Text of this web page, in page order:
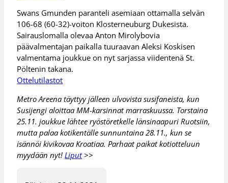
Swans Gmunden paranteli asemiaan ottamalla selvän
106-68 (60-32)-voiton Klosterneuburg Dukesista.
Sairauslomalla olevaa Anton Mirolybovia
päävalmentajan paikalla tuuraavan Aleksi Koskisen
valmentama joukkue on nyt sarjassa viidentenä St.
Pöltenin takana.
Ottelutilastot
Metro Areena täyttyy jälleen ulvovista susifaneista, kun
Susijengi aloittaa MM-karsinnat marraskuussa. Torstaina
25.11. joukkue lähtee ryöstöretkelle länsinaapuri Ruotsiin,
mutta palaa kotikentälle sunnuntaina 28.11., kun se
isännöi kivikovaa Kroatiaa. Parhaat paikat kotiotteluun
myydään nyt! Liput>>